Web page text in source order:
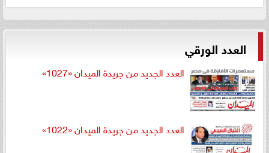
العدد الورقي
العدد الجديد من جريدة الميدان «1027»
العدد الجديد من جريدة الميدان «1022»